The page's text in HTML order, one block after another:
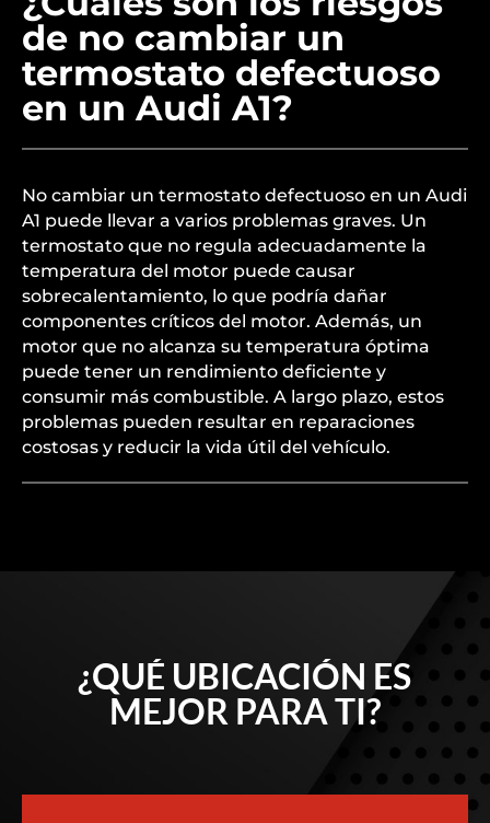
de no cambiar un
termostato defectuoso
en un Audi A1?
No cambiar un termostato defectuoso en un Audi
A1 puede llevar a varios problemas graves. Un
termostato que no regula adecuadamente la
temperatura del motor puede causar
sobrecalentamiento, lo que podría dañar
componentes críticos del motor. Además, un
motor que no alcanza su temperatura óptima
puede tener un rendimiento deficiente y
consumir más combustible. A largo plazo, estos
problemas pueden resultar en reparaciones
costosas y reducir la vida útil del vehículo.
¿QUÉ UBICACIÓN ES
MEJOR PARA TI?